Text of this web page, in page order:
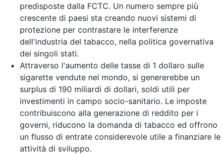
predisposte dalla FCTC. Un numero sempre più
crescente di paesi sta creando nuovi sistemi di
protezione per contrastare le interferenze
dell'industria del tabacco, nella politica governativa
dei singoli stati.
Attraverso l'aumento delle tasse di 1 dollaro sulle
sigarette vendute nel mondo, si genererebbe un
surplus di 190 miliardi di dollari, soldi utili per
investimenti in campo socio-sanitario. Le imposte
contribuiscono alla generazione di reddito per i
governi, riducono la domanda di tabacco ed offrono
un flusso di entrate considerevole utile a finanziare le
attività di sviluppo.